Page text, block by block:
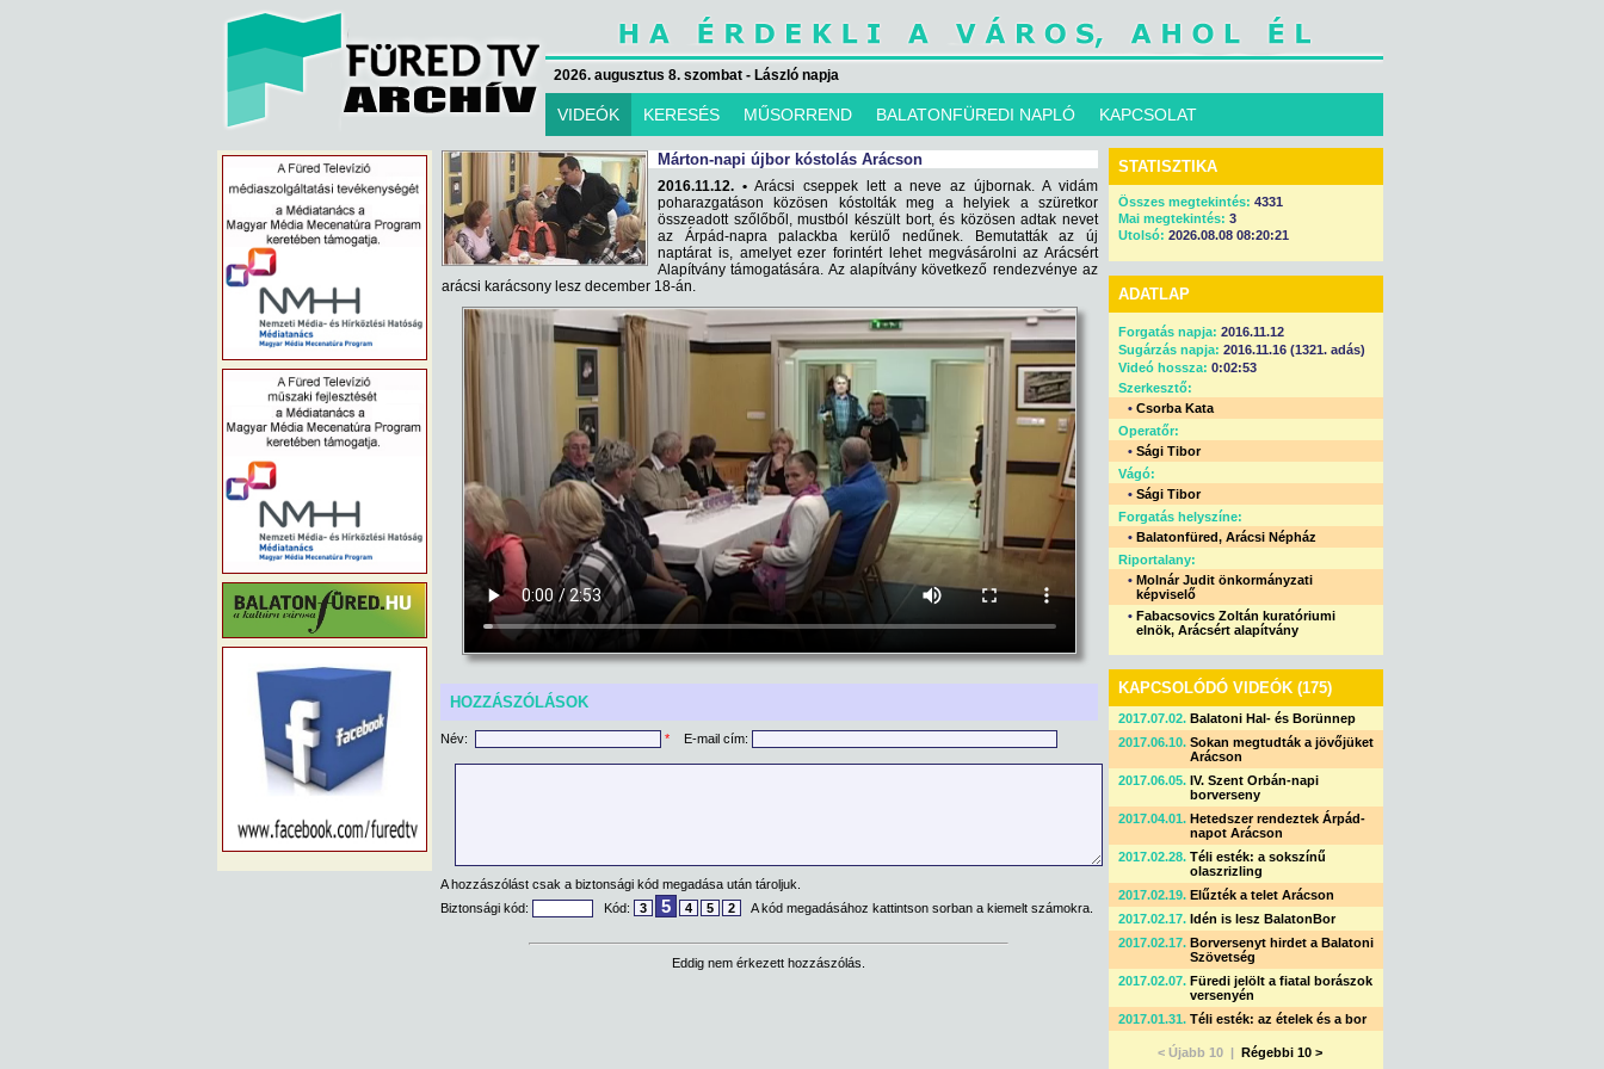
2026. augusztus 8. szombat - László napja
VIDEÓK KERESÉS MŰSORREND BALATONFÜREDI NAPLÓ KAPCSOLAT
Márton-napi újbor kóstolás Arácson
2016.11.12. •Arácsi cseppek lett a neve az újbornak. A vidám
poharazgatáson közösen kóstolták meg a helyiek a szüretkor
összeadott szőlőből, mustból készült bort, és közösen adtak nevet
az Árpád-napra palackba kerülő nedűnek. Bemutatták az új
naptárat is, amelyet ezer forintért lehet megvásárolni az Arácsért
Alapítvány támogatására. Az alapítvány következő rendezvénye az
arácsi karácsony lesz december 18-án.
HOZZÁSZÓLÁSOK
Név: * E-mail cím:
A hozzászólást csak a biztonsági kód megadása után tároljuk.
Biztonsági kód:
Kód: 3 5 4 5 2 A kód megadásához kattintson sorban a kiemelt számokra.
Eddig nem érkezett hozzászólás.
STATISZTIKA
Összes megtekintés: 4331
Mai megtekintés: 3
Utolsó: 2026.08.08 08:20:21
ADATLAP
Forgatás napja: 2016.11.12
Sugárzás napja: 2016.11.16 (1321. adás)
Videó hossza: 0:02:53
Szerkesztő:
• Csorba Kata
Operatőr:
• Sági Tibor
Vágó:
• Sági Tibor
Forgatás helyszíne:
• Balatonfüred, Arácsi Népház
Riportalany:
• Molnár Judit önkormányzati
képviselő
• Fabacsovics Zoltán kuratóriumi
elnök, Arácsért alapítvány
KAPCSOLÓDÓ VIDEÓK (175)
2017.07.02. Balatoni Hal- és Borünnep
2017.06.10. Sokan megtudták a jövőjüket
Arácson
2017.06.05. IV. Szent Orbán-napi
borverseny
2017.04.01. Hetedszer rendeztek Árpád-
napot Arácson
2017.02.28. Téli esték: a sokszínű
olaszrizling
2017.02.19. Elűzték a telet Arácson
2017.02.17. Idén is lesz BalatonBor
2017.02.17. Borversenyt hirdet a Balatoni
Szövetség
2017.02.07. Füredi jelölt a fiatal borászok
versenyén
2017.01.31. Téli esték: az ételek és a bor
< Újabb 10 | Régebbi 10 >